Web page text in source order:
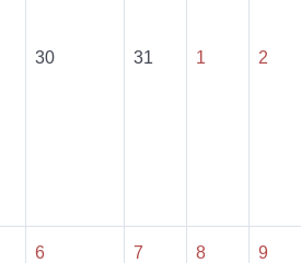
30 31 1 2
6 7 8 9